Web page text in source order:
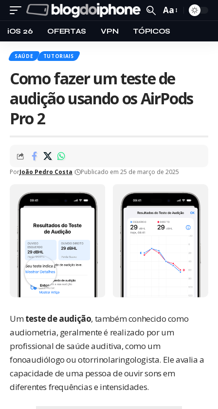
Aa
iOS 26 OFERTAS VPN TÓPICOS
SAÚDE TUTORIAIS
Como fazer um teste de
audição usando os AirPods
Pro 2
PorJoão Pedro Costa Publicado em 25 de março de 2025
Umteste de audição, também conhecido como
audiometria, geralmente é realizado por um
profissional de saúde auditiva, como um
fonoaudiólogo ou otorrinolaringologista. Ele avalia a
capacidade de uma pessoa de ouvir sons em
diferentes frequências e intensidades.